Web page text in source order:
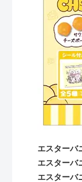
エスター
エスター
エスターバ